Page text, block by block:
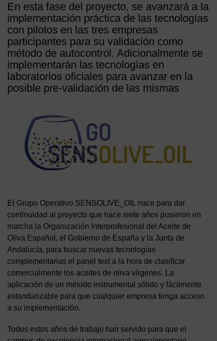
En esta fase del proyecto, se avanzará a la
implementación práctica de las tecnologías
con pilotos en las tres empresas
participantes para su validación como
método de autocontrol. Adicionalmente se
implementarán las tecnologías en
laboratorios oficiales para avanzar en la
posible pre-validación de las mismas
El Grupo Operativo SENSOLIVE_OIL nace para dar
continuidad al proyecto que hace siete años pusieron en
marcha la Organización Interprofesional del Aceite de
Oliva Español, el Gobierno de España y la Junta de
Andalucía, para buscar nuevas tecnologías
complementarias el panel test a la hora de clasificar
comercialmente los aceites de oliva vírgenes. La
aplicación de un método instrumental sólido y fácilmente
estandarizable para que cualquier empresa tenga acceso
a su implementación.
Todos estos años de trabajo han servido para que el